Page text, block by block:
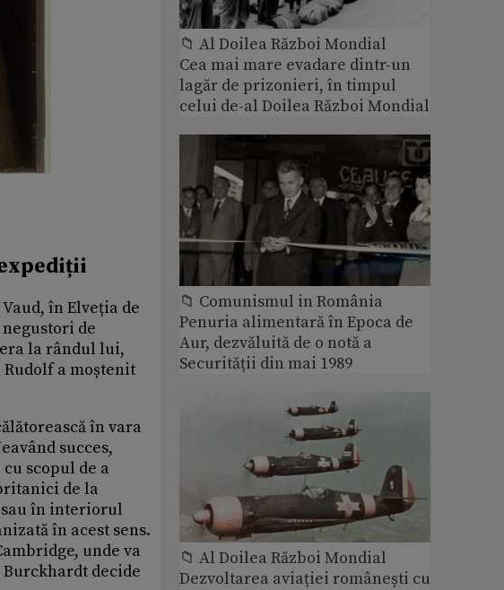
în Elveția de
de
la rândul lui,
a moștenit
în vara
succes,
scopul de a
de la
sau în interiorul
în acest sens.
unde va
decide
📁 Al Doilea Război Mondial
Cea mai mare evadare dintr-un
lagăr de prizonieri, în timpul
celui de-al Doilea Război Mondial
📁 Comunismul in România
Penuria alimentară în Epoca de
Aur, dezvăluită de o notă a
Securității din mai 1989
📁 Al Doilea Război Mondial
Dezvoltarea aviației românești cu